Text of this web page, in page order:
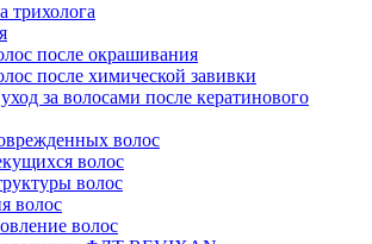
трихолога
после окрашивания
после химической завивки
за волосами после кератинового
волос
волос
волос
волос
волос